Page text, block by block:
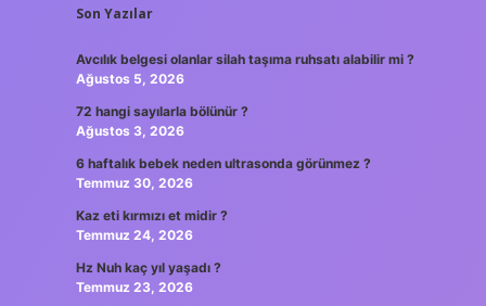
SIDEBAR
Son Yazılar
Avcılık belgesi olanlar silah taşıma ruhsatı alabilir mi ?
Ağustos 5, 2026
72 hangi sayılarla bölünür ?
Ağustos 3, 2026
6 haftalık bebek neden ultrasonda görünmez ?
Temmuz 30, 2026
Kaz eti kırmızı et midir ?
Temmuz 24, 2026
Hz Nuh kaç yıl yaşadı ?
Temmuz 23, 2026